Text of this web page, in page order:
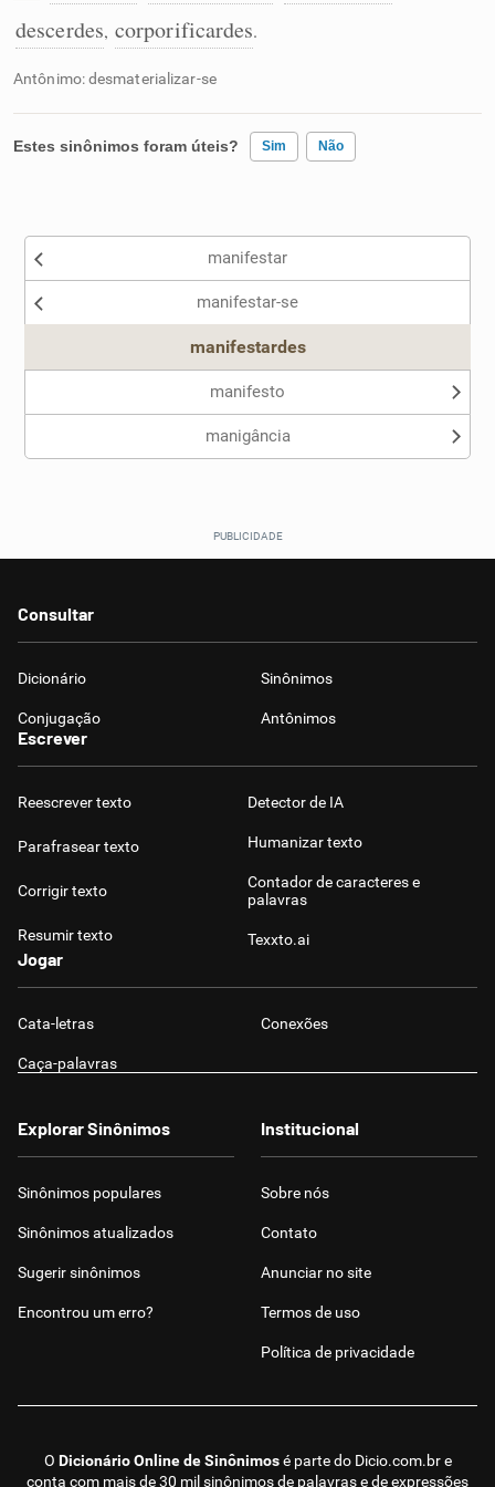
descerdes, corporificardes.
Antônimo: desmaterializar-se
Estes sinônimos foram úteis? Sim Não
Nenhum dos sinônimos apresentados me ajudou
manifestar
manifestar-se
manifestardes
manifesto
manigância
Consultar
Dicionário Sinônimos
Conjugação Antônimos
Escrever
Reescrever texto
Parafrasear texto
Corrigir texto
Resumir texto
Detector de IA
Humanizar texto
Contador de caracteres e
palavras
Texxto.ai
Jogar
Cata-letras Conexões
Caça-palavras
O Dicionário Online de Sinônimosé parte do Dicio.com.bre
conta com mais de 30 mil sinônimos de palavras e de expressões
Explorar Sinônimos
Sinônimos populares
Sinônimos atualizados
Sugerir sinônimos
Encontrou um erro?
Institucional
Sobre nós
Contato
Anunciar no site
Termos de uso
Política de privacidade